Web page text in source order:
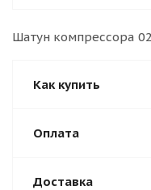
Шатун компрессора
Как купить
Оплата
Доставка